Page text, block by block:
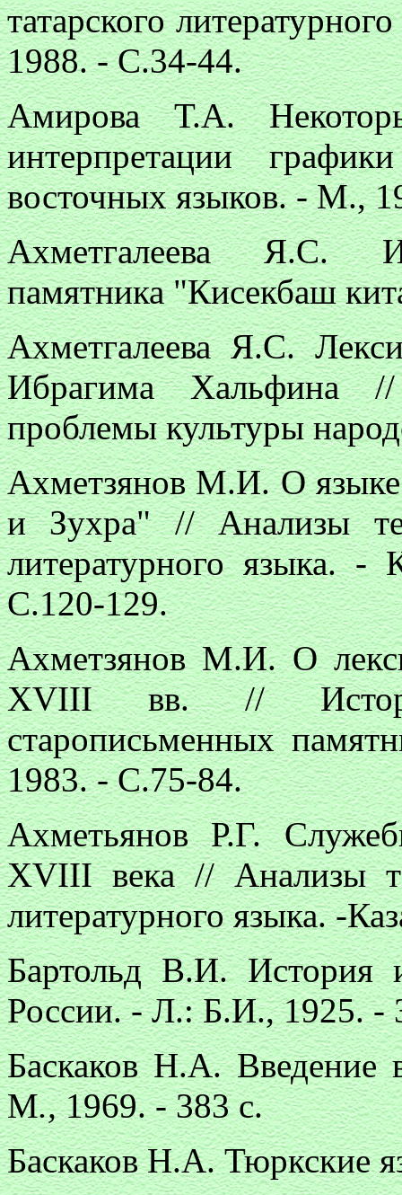
татарского
1988. - С.34-44.
Амирова Т.А.
интерпретации
восточных языков. - М.,
Ахметгалеева Я.С.
памятника "Кисекбаш
Ахметгалеева Я.С.
Ибрагима Хальфина
проблемы культуры
Ахметзянов М.И. О языке
и Зухра" // Анализы
литературного языка.
С.120-129.
Ахметзянов М.И. О
ХVIII вв. //
старописьменных
1983. - С.75-84.
Ахметьянов Р.Г.
ХVIII века // Анализы
литературного языка. -
Бартольд В.И. История
России. - Л.: Б.И., 1925. -
Баскаков Н.А. Введение
М.,1969. - 383 с.
Баскаков Н.А. Тюркские